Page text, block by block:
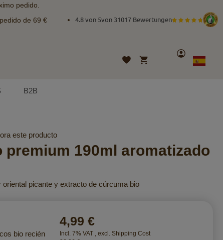
pedido.
de 69 € 4.8 von 5von 31017 Bewertungen
Lista
Mi cesta
Cuenta
Lenguaje
Spanish
B2B
este producto
premium 190ml aromatizado
picante y extracto de cúrcuma bio
bio recién
4,99 €
Incl. 7% VAT , excl. Shipping Cost